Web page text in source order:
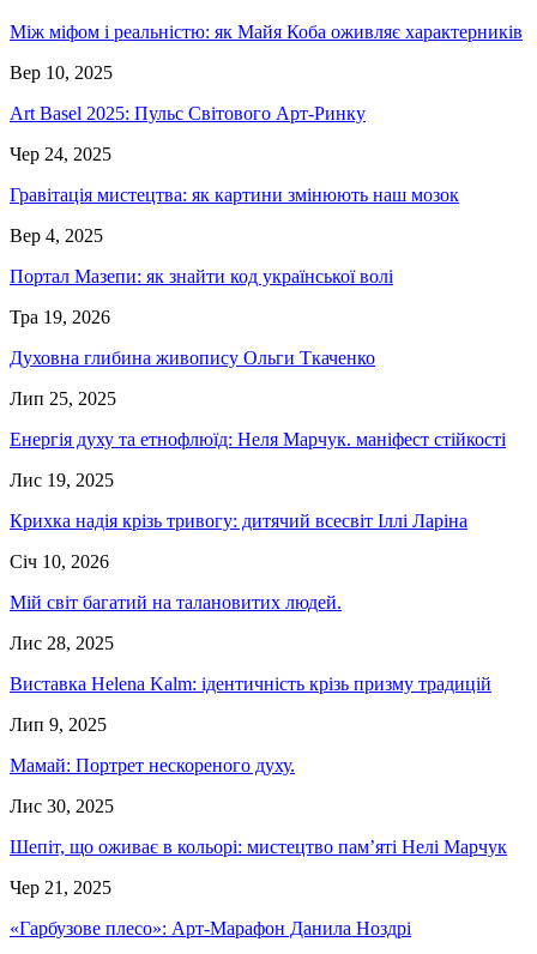
Між міфом і реальністю: як Майя Коба оживляє характерників
Вер 10, 2025
Art Basel 2025: Пульс Світового Арт-Ринку
Чер 24, 2025
Гравітація мистецтва: як картини змінюють наш мозок
Вер 4, 2025
Портал Мазепи: як знайти код української волі
Тра 19, 2026
Духовна глибина живопису Ольги Ткаченко
Лип 25, 2025
Енергія духу та етнофлюїд: Неля Марчук. маніфест стійкості
Лис 19, 2025
Крихка надія крізь тривогу: дитячий всесвіт Іллі Ларіна
Січ 10, 2026
Мій світ багатий на талановитих людей.
Лис 28, 2025
Виставка Helena Kalm: ідентичність крізь призму традицій
Лип 9, 2025
Мамай: Портрет нескореного духу.
Лис 30, 2025
Шепіт, що оживає в кольорі: мистецтво пам’яті Нелі Марчук
Чер 21, 2025
«Гарбузове плесо»: Арт-Марафон Данила Ноздрі